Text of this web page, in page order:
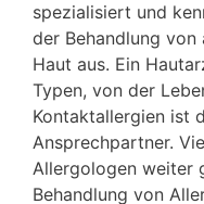
spezialisiert und
der Behandlung von
Haut aus. Ein
Typen, von der
Kontaktallergien ist
Ansprechpartner.
Allergologen weiter
Behandlung von